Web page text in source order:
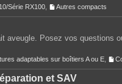
Série RX100 Autres compacts
aveugle. Posez vos questions
adaptables sur boîtiers A ou E
et SAV